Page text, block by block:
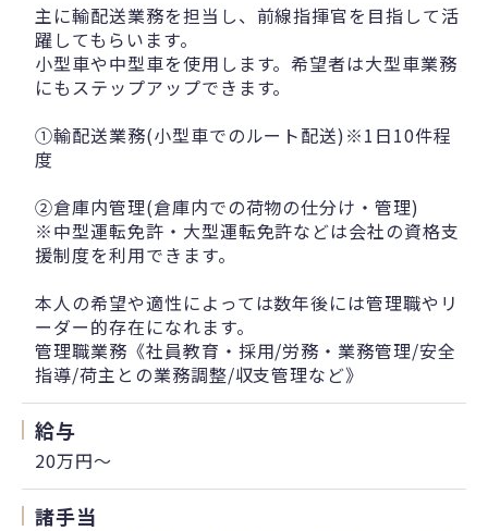
主に輸配送業務を担当し、前線指揮官を目指して活
躍してもらいます。
小型車や中型車を使用します。希望者は大型車業務
にもステップアップできます。
①輸配送業務(小型車でのルート配送)※1日10件程
度
②倉庫内管理(倉庫内での荷物の仕分け・管理)
※中型運転免許・大型運転免許などは会社の資格支
援制度を利用できます。
本人の希望や適性によっては数年後には管理職やリ
ーダー的存在になれます。
管理職業務《社員教育・採用/労務・業務管理/安全
指導/荷主との業務調整/収支管理など》
給与
20万円〜
諸手当